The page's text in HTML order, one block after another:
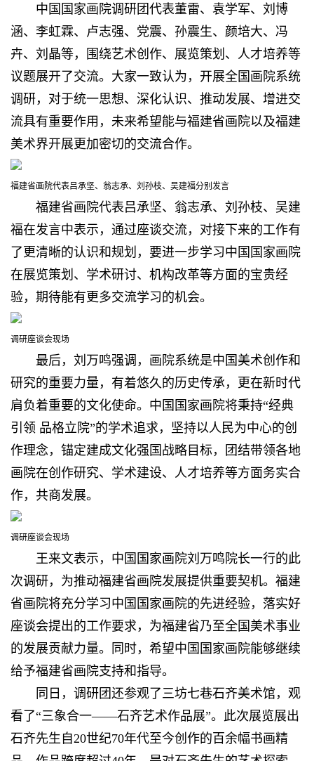
中国国家画院调研团代表董雷、袁学军、刘博
涵、李虹霖、卢志强、党震、孙震生、颜培大、冯
卉、刘晶等，围绕艺术创作、展览策划、人才培养等
议题展开了交流。大家一致认为，开展全国画院系统
调研，对于统一思想、深化认识、推动发展、增进交
流具有重要作用，未来希望能与福建省画院以及福建
美术界开展更加密切的交流合作。
福建省画院代表吕承坚、翁志承、刘孙枝、吴建福分别发言
福建省画院代表吕承坚、翁志承、刘孙枝、吴建
福在发言中表示，通过座谈交流，对接下来的工作有
了更清晰的认识和规划，要进一步学习中国国家画院
在展览策划、学术研讨、机构改革等方面的宝贵经
验，期待能有更多交流学习的机会。
调研座谈会现场
最后，刘万鸣强调，画院系统是中国美术创作和
研究的重要力量，有着悠久的历史传承，更在新时代
肩负着重要的文化使命。中国国家画院将秉持“经典
引领 品格立院”的学术追求，坚持以人民为中心的创
作理念，锚定建成文化强国战略目标，团结带领各地
画院在创作研究、学术建设、人才培养等方面务实合
作，共商发展。
调研座谈会现场
王来文表示，中国国家画院刘万鸣院长一行的此
次调研，为推动福建省画院发展提供重要契机。福建
省画院将充分学习中国国家画院的先进经验，落实好
座谈会提出的工作要求，为福建省乃至全国美术事业
的发展贡献力量。同时，希望中国国家画院能够继续
给予福建省画院支持和指导。
同日，调研团还参观了三坊七巷石齐美术馆，观
看了“三象合一——石齐艺术作品展”。此次展览展出
石齐先生自20世纪70年代至今创作的百余幅书画精